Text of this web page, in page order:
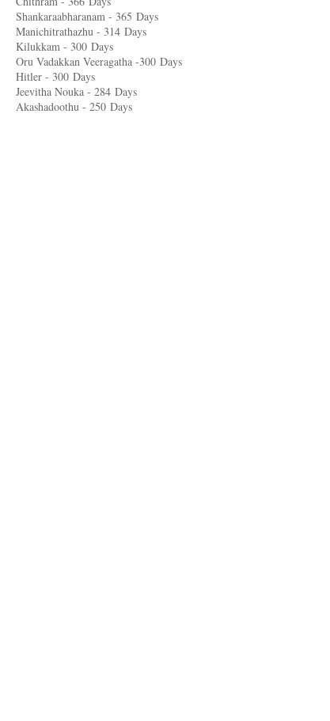
Shankaraabharanam - 365 Days
Manichitrathazhu - 314 Days
Kilukkam - 300 Days
Oru Vadakkan Veeragatha -300 Days
Hitler - 300 Days
Jeevitha Nouka - 284 Days
Akashadoothu - 250 Days